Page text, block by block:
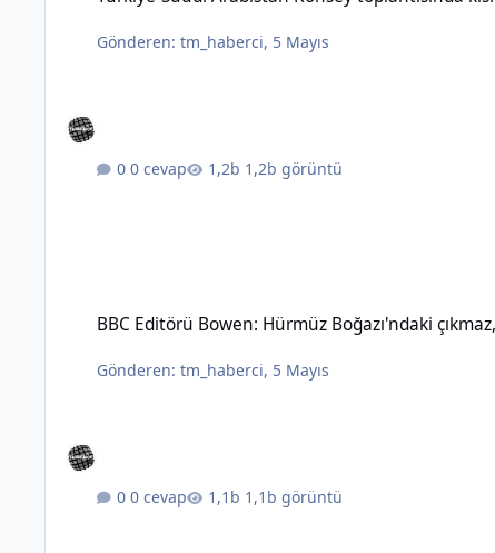
Gönderen:tm_haberci, 5 Mayıs
0 cevap 1,2b görüntü
BBC Editörü Bowen: Hürmüz Boğazı'ndaki
Gönderen:tm_haberci, 5 Mayıs
0 cevap 1,1b görüntü